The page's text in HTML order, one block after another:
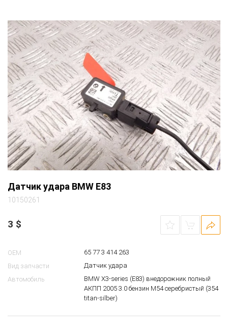
Датчик удара BMW E83
10150261
3 $
OEM
65 77 3 414 263
Вид запчасти
Датчик удара
Автомобиль
BMW X3-series (E83) внедорожник полный
АКПП 2005 3.0 бензин M54 серебристый (354
titan-silber)